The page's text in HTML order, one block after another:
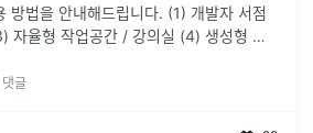
안내해드립니다. (1) 개발자 서점
자율형 작업공간 / 강의실 (4) 생성형 인
글